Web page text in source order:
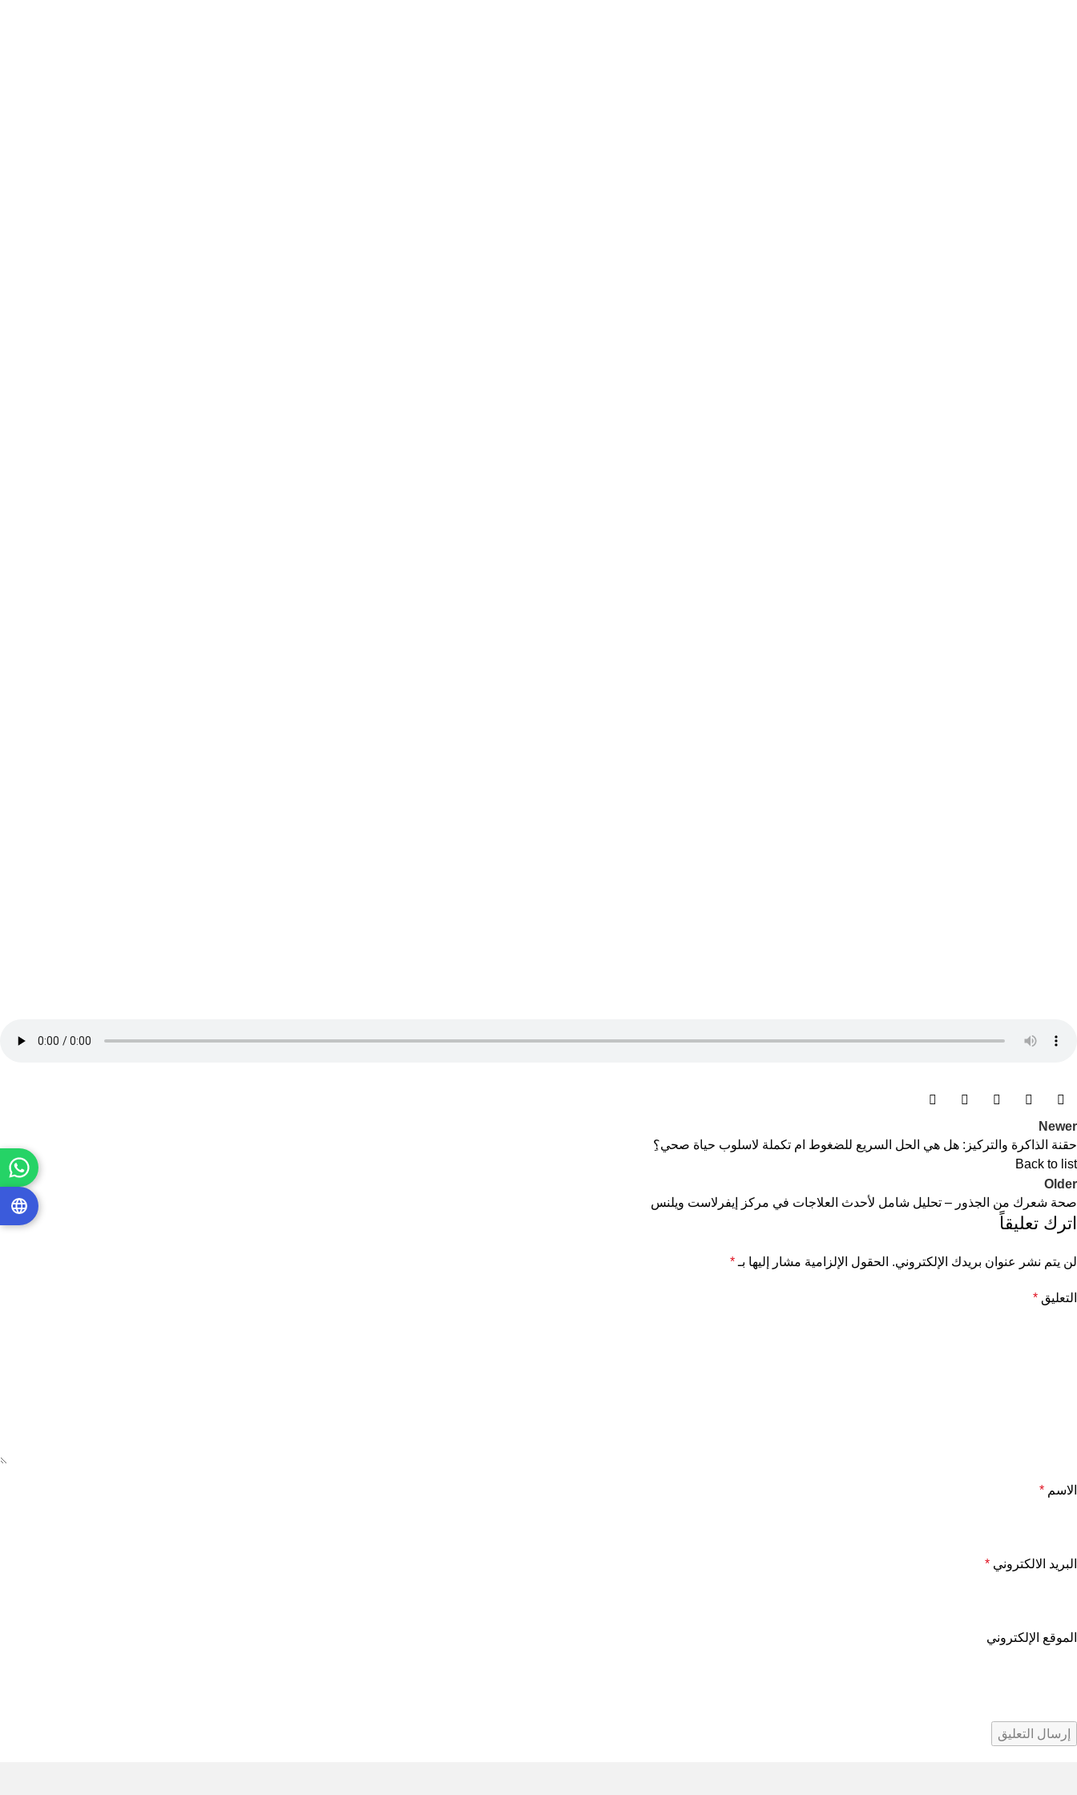
Newer
حقنة الذاكرة والتركيز: هل هي الحل السريع للضغوط ام تكملة لاسلوب حياة صحي؟ِ
Back to list
Older
صحة شعرك من الجذور – تحليل شامل لأحدث العلاجات في مركز إيفرلاست ويلنس
اترك تعليقاً
لن يتم نشر عنوان بريدك الإلكتروني. الحقول الإلزامية مشار إليها بـ *
التعليق *
الاسم *
البريد الالكتروني *
الموقع الإلكتروني